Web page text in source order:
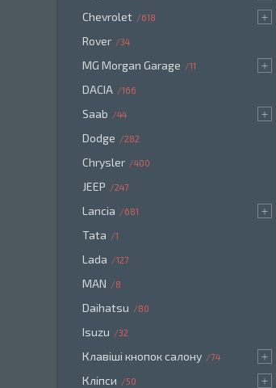
Chevrolet 618
Rover 34
MG Morgan Garage 11
DACIA 166
Saab 44
Dodge 282
Chrysler 400
JEEP 247
Lancia 681
Tata 1
Lada 127
MAN 8
Daihatsu 80
Isuzu 32
Клавіші кнопок салону 74
Кліпси 50